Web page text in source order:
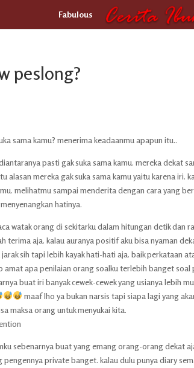
Fabulous
peslong?
sama kamu? menerima keadaanmu apapun itu..
pasti gak suka sama kamu. mereka dekat
alasan mereka gak suka sama kamu yaitu karena iri.
melihatmu sampai menderita dengan cara yang
hatinya.
watak orang di sekitarku dalam hitungan detik dan
terima aja. kalau auranya positif aku bisa nyaman
sih tapi lebih kayak hati-hati aja. baik perkataan
amat apa penilaian orang soalku terlebih banget
buat iri banyak cewek-cewek yang usianya lebih
maaf lho ya bukan narsis tapi siapa lagi yang
maksa orang untuk menyukai kita.
sebenarnya buat yang emang orang-orang dekat
private banget. kalau dulu punya diary